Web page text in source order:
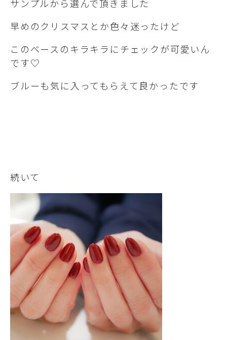
サンプルから選んで頂きました
早めのクリスマスとか色々迷ったけど
このベースのキラキラにチェックが可愛いん
です♡
ブルーも気に入ってもらえて良かったです
続いて